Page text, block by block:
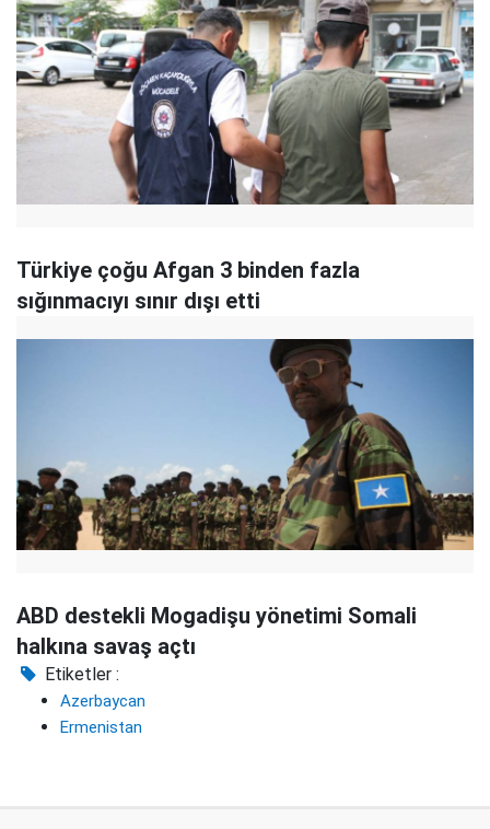
Türkiye çoğu Afgan 3 binden fazla
sığınmacıyı sınır dışı etti
ABD destekli Mogadişu yönetimi Somali
halkına savaş açtı
Etiketler :
Azerbaycan
Ermenistan